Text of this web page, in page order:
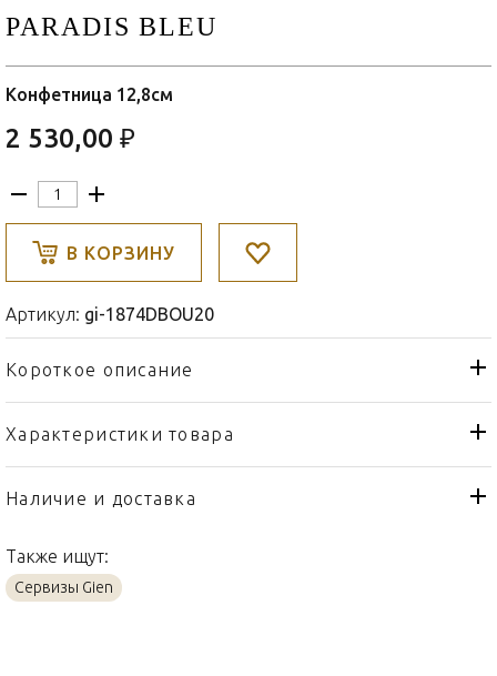
PARADIS BLEU
Конфетница 12,8см
2 530,00 ₽
В КОРЗИНУ
Артикул: gi-1874DBOU20
Короткое описание
Характеристики товара
Тип товара
Конфетница
Бренд
Страна производителя
Материал
Наличие и доставка
Также ищут:
Сервизы Gien